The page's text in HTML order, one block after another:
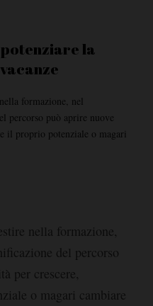
la
nella formazione,
del percorso
per crescere,
o magari cambiare